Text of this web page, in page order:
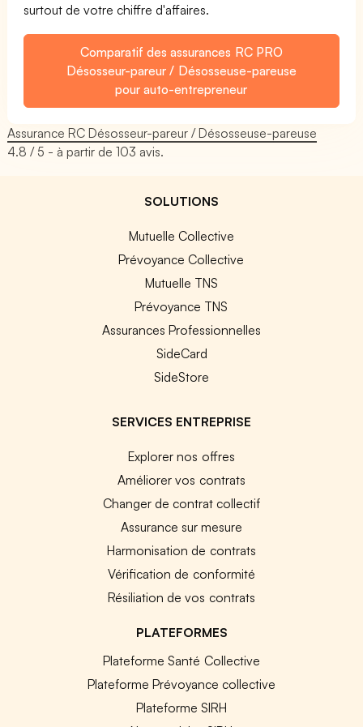
surtout de votre chiffre d'affaires.
Comparatif des assurances RC PRO
Désosseur-pareur / Désosseuse-pareuse
pour auto-entrepreneur
Assurance RC Désosseur-pareur / Désosseuse-pareuse
4.8 / 5 - à partir de103 avis.
SOLUTIONS
Mutuelle Collective
Prévoyance Collective
Mutuelle TNS
Prévoyance TNS
Assurances Professionnelles
SideCard
SideStore
SERVICES ENTREPRISE
Explorer nos offres
Améliorer vos contrats
Changer de contrat collectif
Assurance sur mesure
Harmonisation de contrats
Vérification de conformité
Résiliation de vos contrats
PLATEFORMES
Plateforme Santé Collective
Plateforme Prévoyance collective
Plateforme SIRH